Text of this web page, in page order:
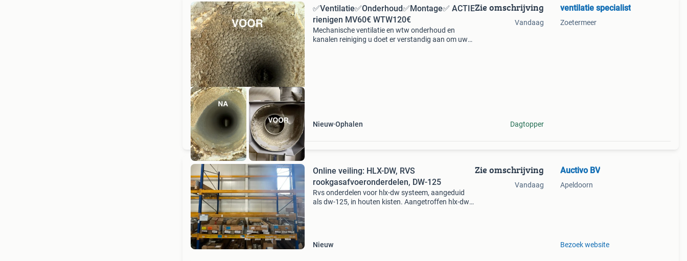
✅Ventilatie✅Onderhoud✅Montage✅ ACTIE
rienigen MV60€ WTW120€
Mechanische ventilatie en wtw onderhoud en
kanalen reiniging u doet er verstandig aan om uw
Nieuw Ophalen
Zie omschrijving
Vandaag
Dagtopper
ventilatie specialist
Zoetermeer
Online veiling: HLX-DW, RVS
rookgasafvoeronderdelen, DW-125
Rvs onderdelen voor hlx-dw systeem, aangeduid
als dw-125, in houten kisten. Aangetroffen hlx-dw
Nieuw
Zie omschrijving
Vandaag
Auctivo BV
Apeldoorn
Bezoek website